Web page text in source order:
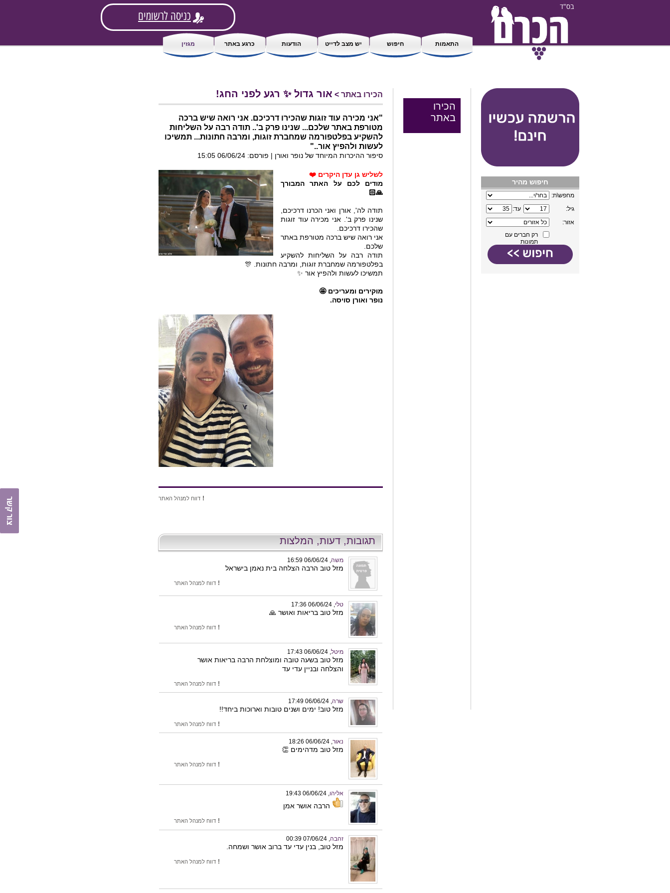
בס"ד
כניסה לרשומים
התאמות חיפוש יש מצב לדייט הודעות כרגע באתר מגזין
חיפוש מהיר
מחפש\ת:
גיל:
עד:
אזור:
רק חברים עם
תמונות
הכירו
באתר
הכירו באתר > אור גדול ✨ רגע לפני החג!
"אני מכירה עוד זוגות שהכירו דרכיכם. אני רואה שיש ברכה
מטורפת באתר שלכם... שנינו פרק ב'.. תודה רבה על השליחות
להשקיע בפלטפורמה שמחברת זוגות, ומרבה חתונות... תמשיכו
לעשות ולהפיץ אור.."
סיפור ההיכרות המיוחד של נופר ואורן | פורסם: 06/06/24 15:05
לשליש גן עדן היקרים ❤️
מודים לכם על האתר המבורך
🙏🏻
תודה לה', אורן ואני הכרנו דרכיכם,
שנינו פרק ב'. אני מכירה עוד זוגות
שהכירו דרכיכם.
אני רואה שיש ברכה מטורפת באתר
שלכם.
תודה רבה על השליחות להשקיע
בפלטפורמה שמחברת זוגות, ומרבה חתונות. 🎊
תמשיכו לעשות ולהפיץ אור ✨
מוקירים ומעריכים 🤩
נופר ואורן סויסה.
! דווח למנהל האתר
תגובות, דעות, המלצות
משה, 06/06/24 16:59
מזל טוב הרבה הצלחה בית נאמן בישראל
! דווח למנהל האתר
טלי, 06/06/24 17:36
מזל טוב בריאות ואושר 🙏
! דווח למנהל האתר
מיטל, 06/06/24 17:43
מזל טוב בשעה טובה ומוצלחת הרבה בריאות אושר
והצלחה ובניין עדי עד
! דווח למנהל האתר
שרה, 06/06/24 17:49
מזל טוב! ימים ושנים טובות וארוכות ביחד!!
! דווח למנהל האתר
נאור, 06/06/24 18:26
מזל טוב מדהימים 👏
! דווח למנהל האתר
אליהו, 06/06/24 19:43
הרבה אושר אמן
! דווח למנהל האתר
זהבה, 07/06/24 00:39
מזל טוב, בנין עדי עד ברוב אושר ושמחה.
! דווח למנהל האתר
צור קשר